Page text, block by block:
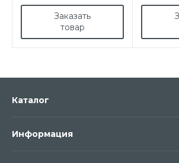
Заказать
товар
Каталог
Информация